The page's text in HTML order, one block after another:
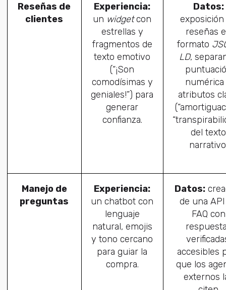
Reseñas de
clientes
Experiencia:
un widgetcon
estrellas y
fragmentos de
texto emotivo
(“¡Son
comodísimas y
geniales!”) para
generar
confianza.
Datos:
exposición
reseñas
formato
LD,
atributos
del texto
Manejo de
preguntas
Experiencia:
un chatbot con
lenguaje
natural, emojis
y tono cercano
para guiar la
compra.
Datos:
de una
FAQ con
accesibles
que los
externos